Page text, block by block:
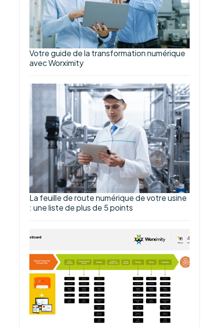
Votre guide de la transformation numérique
avec Worximity
La feuille de route numérique de votre usine
: une liste de plus de 5 points